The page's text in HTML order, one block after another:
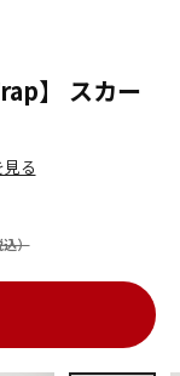
】 スカー
見る